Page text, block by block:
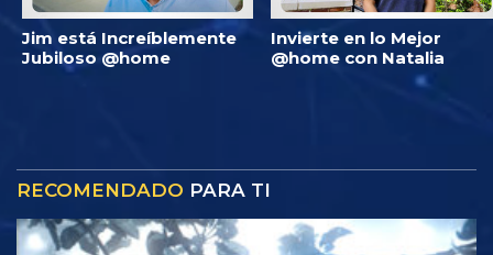
Jim está Increíblemente
Jubiloso @home
Invierte en lo Mejor
@home con Natalia
RECOMENDADO PARA TI